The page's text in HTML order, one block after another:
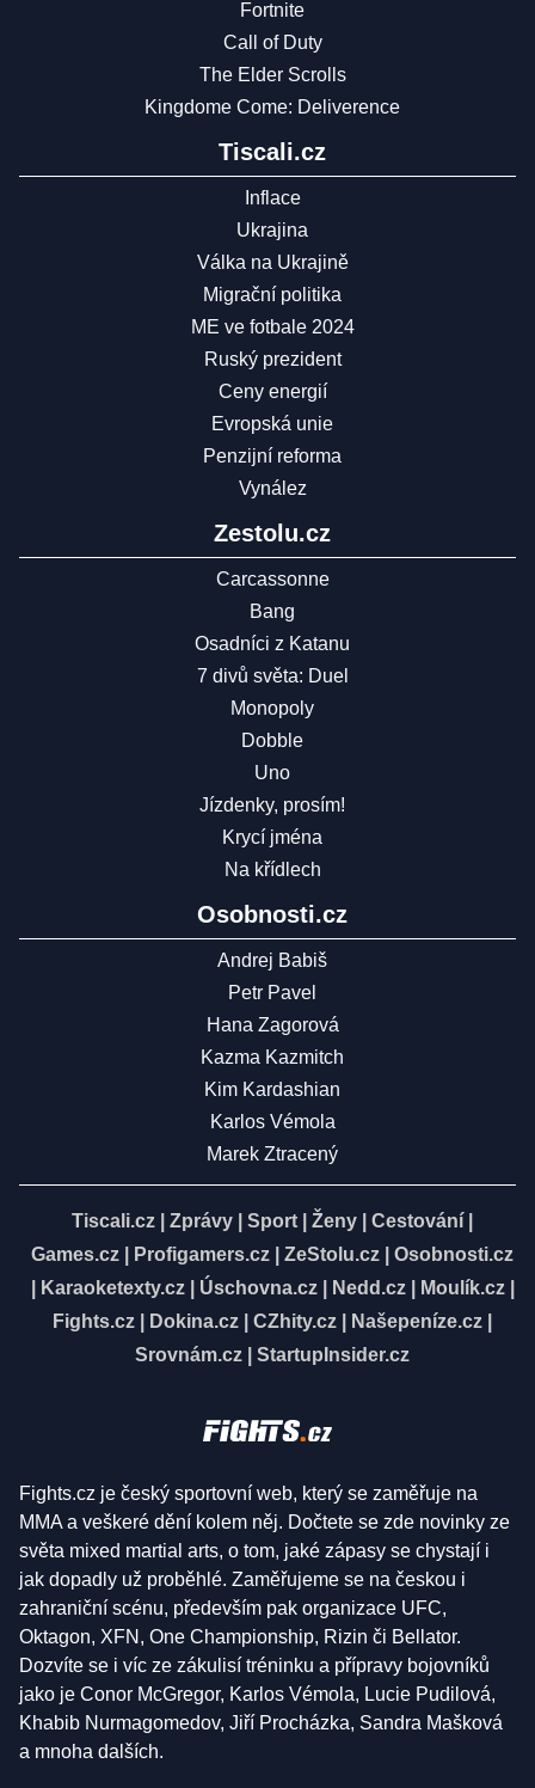
Fortnite
Call of Duty
The Elder Scrolls
Kingdome Come: Deliverence
Tiscali.cz
Inflace
Ukrajina
Válka na Ukrajině
Migrační politika
ME ve fotbale 2024
Ruský prezident
Ceny energií
Evropská unie
Penzijní reforma
Vynález
Zestolu.cz
Carcassonne
Bang
Osadníci z Katanu
7 divů světa: Duel
Monopoly
Dobble
Uno
Jízdenky, prosím!
Krycí jména
Na křídlech
Osobnosti.cz
Andrej Babiš
Petr Pavel
Hana Zagorová
Kazma Kazmitch
Kim Kardashian
Karlos Vémola
Marek Ztracený
Tiscali.cz Zprávy Sport Ženy Cestování
Games.cz
Profigamers.cz ZeStolu.cz
Osobnosti.cz
Karaoketexty.cz| Úschovna.cz| Nedd.cz| Moulík.cz|
Fights.cz
Dokina.cz CZhity.cz Našepeníze.cz
Srovnám.cz
StartupInsider.cz
Fights.cz je český sportovní web, který se zaměřuje na
MMA a veškeré dění kolem něj. Dočtete se zde novinky ze
světa mixed martial arts, o tom, jaké zápasy se chystají i
jak dopadly už proběhlé. Zaměřujeme se na českou i
zahraniční scénu, především pak organizace UFC,
Oktagon, XFN, One Championship, Rizin či Bellator.
Dozvíte se i víc ze zákulisí tréninku a přípravy bojovníků
jako je Conor McGregor, Karlos Vémola, Lucie Pudilová,
Khabib Nurmagomedov, Jiří Procházka, Sandra Mašková
a mnoha dalších.